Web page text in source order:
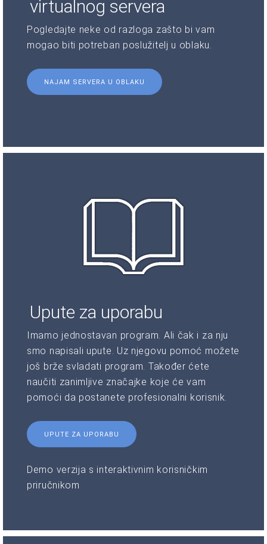
virtualnog servera
Pogledajte neke od razloga zašto bi vam
mogao biti potreban poslužitelj u oblaku.
NAJAM SERVERA U OBLAKU
Upute za uporabu
Imamo jednostavan program. Ali čak i za nju
smo napisali upute. Uz njegovu pomoć možete
još brže svladati program. Također ćete
naučiti zanimljive značajke koje će vam
pomoći da postanete profesionalni korisnik.
UPUTE ZA UPORABU
Demo verzija s interaktivnim korisničkim
priručnikom